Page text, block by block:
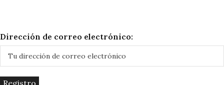
Dirección de correo electrónico: